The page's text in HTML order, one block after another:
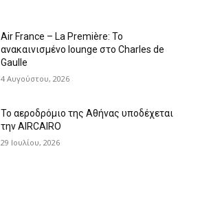
Air France – La Première: Το
ανακαινισμένο lounge στο Charles de
Gaulle
4 Αυγούστου, 2026
Το αεροδρόμιο της Αθήνας υποδέχεται
την AIRCAIRO
29 Ιουλίου, 2026